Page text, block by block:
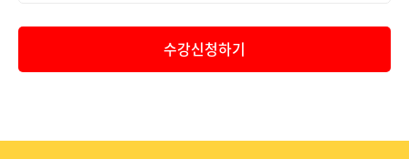
공지 2026년 9월 1일 개강반(2026년 2학기 4차 개강반) 보육교사..
공지 2026년 2학기 1차(6월 9일 개강반) 중간고사 기간 안내 및 ..
수강신청하기